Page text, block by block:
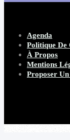
Agenda
Politique De
À Propos
Mentions
Proposer